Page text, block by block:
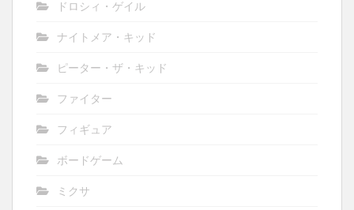
ドロシィ・ゲイル
ナイトメア・キッド
ピーター・ザ・キッド
ファイター
フィギュア
ボードゲーム
ミクサ